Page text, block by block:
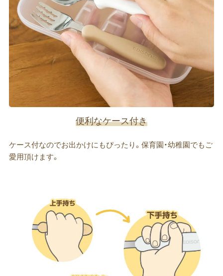
便利なケース付き
ケース付なのでお出かけにもぴったり。保育園・幼稚園でもご
愛用頂けます。